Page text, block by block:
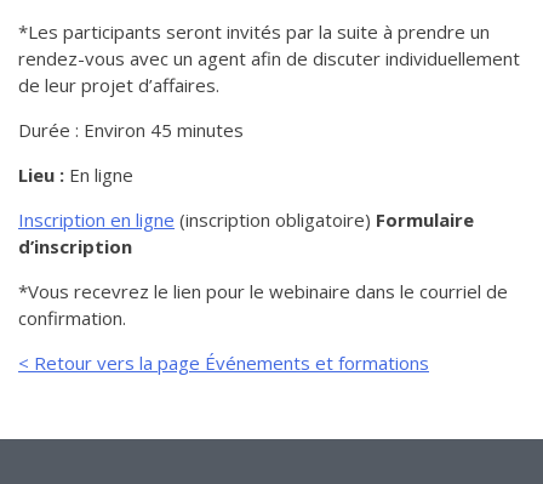
Documentation
*Les participants seront invités par la suite à prendre un
rendez-vous avec un agent afin de discuter individuellement
de leur projet d’affaires.
Durée : Environ 45 minutes
Lieu : En ligne
Inscription en ligne (inscription obligatoire) Formulaire
d’inscription
*Vous recevrez le lien pour le webinaire dans le courriel de
confirmation.
< Retour vers la page Événements et formations